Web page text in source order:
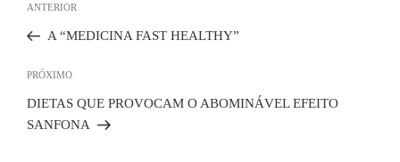
de
Post
Post
anterior
ANTERIOR
A “MEDICINA FAST HEALTHY”
Próximo
post
PRÓXIMO
DIETAS QUE PROVOCAM O ABOMINÁVEL EFEITO
SANFONA